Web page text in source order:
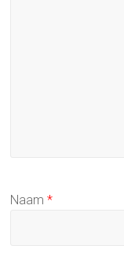
Naam*